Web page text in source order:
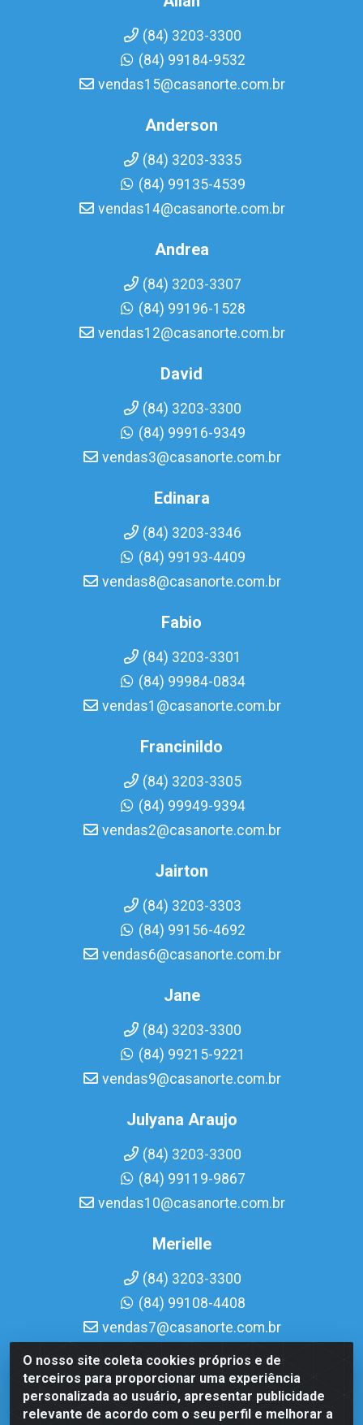
O nosso site coleta cookies próprios e de
terceiros para proporcionar uma experiência
personalizada ao usuário, apresentar publicidade
relevante de acordo com o seu perfil e melhorar a
(84) 3203-3300
(84) 99184-9532
vendas15@casanorte.com.br
Anderson
(84) 3203-3335
(84) 99135-4539
vendas14@casanorte.com.br
Andrea
(84) 3203-3307
(84) 99196-1528
vendas12@casanorte.com.br
David
(84) 3203-3300
(84) 99916-9349
vendas3@casanorte.com.br
Edinara
(84) 3203-3346
(84) 99193-4409
vendas8@casanorte.com.br
Fabio
(84) 3203-3301
(84) 99984-0834
vendas1@casanorte.com.br
Francinildo
(84) 3203-3305
(84) 99949-9394
vendas2@casanorte.com.br
Jairton
(84) 3203-3303
(84) 99156-4692
vendas6@casanorte.com.br
Jane
(84) 3203-3300
(84) 99215-9221
vendas9@casanorte.com.br
Julyana Araujo
(84) 3203-3300
(84) 99119-9867
vendas10@casanorte.com.br
Merielle
(84) 3203-3300
(84) 99108-4408
vendas7@casanorte.com.br
Casa Norte LTDA - Av. Interventor Mário Câmara, 1815 -
Dix-Sept Rosado, Natal/RN - CEP 59054-600 - CNPJ
08.713.513/0001-51